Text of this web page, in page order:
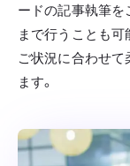
ードの記事執筆を
まで行うことも可
ご状況に合わせ
ます。